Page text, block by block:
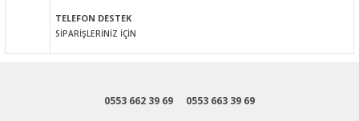
TELEFON DESTEK
SİPARİŞLERİNİZ İÇİN
0553 662 39 69 0553 663 39 69